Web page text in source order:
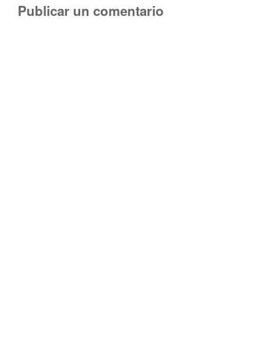
Publicar un comentario